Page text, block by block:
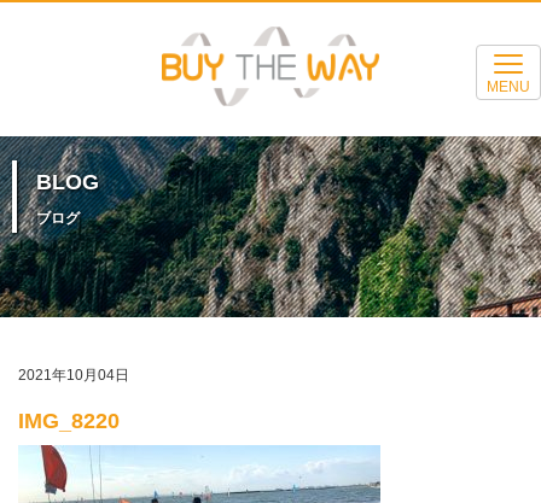
MENU
BLOG
ブログ
2021年10月04日
IMG_8220